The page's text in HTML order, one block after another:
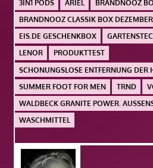
3IN1 PODS ARIEL
BRANDNOOZ
BRANDNOOZ CLASSIK BOX
EIS.DE GESCHENKBOX
LENOR
PRODUKTTEST
SCHONUNGSLOSE ENTFERNUNG DER
SUMMER FOOT FOR MEN
TRND
WALDBECK GRANITE POWER.
WASCHMITTEL